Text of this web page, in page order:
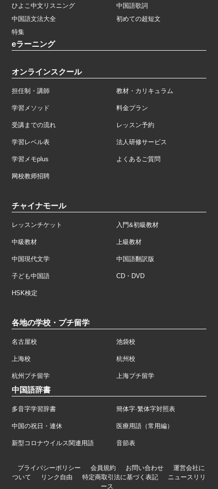
ひよこ中文リスニング
中国語歌詞
中国語文法大全
初めての超短文
特集
eラーニング
オンラインスクール
担任制・講師 教材・カリキュラム
学習メソッド 料金プラン
受講までの流れ レッスン予約
学習レベル表 法人研修サービス
学習メモplus よくあるご質問
网校教师招聘
チャイナモール
レッスンチケット 入門&初級教材
中級教材 上級教材
中国現代文学 中国語翻訳版
子ども中国語 CD・DVD
HSK検定
各地の学校・プチ留学
名古屋校 池袋校
上海校 杭州校
杭州プチ留学 上海プチ留学
中国語辞書
多音字学習辞書 簡体字·繁体字対照表
中国の祝日・連休 医療用語（常用編）
新型コロナウイルス関連用語 音節表
プライバシーポリシー 会員規約 お問い合わせ
運営会社に
ついて
リンク自由 特定商取引法に基づく表記
ニュースリリ
ース